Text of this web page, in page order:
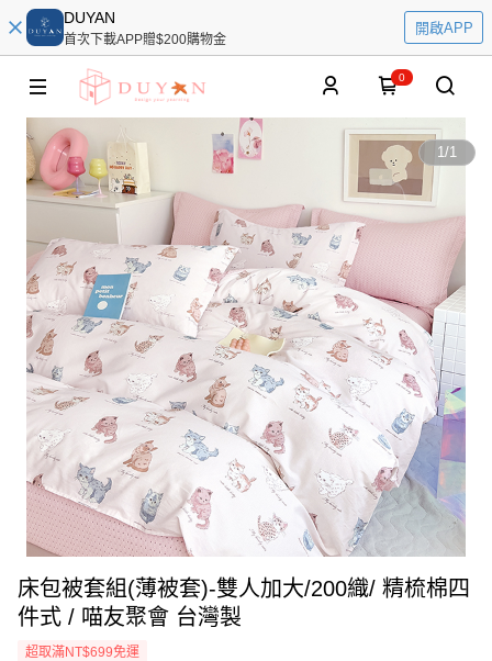
DUYAN
首次下載APP贈$200購物金
開啟APP
0
1/1
床包被套組(薄被套)-雙人加大/200織/ 精梳棉四
件式 / 喵友聚會 台灣製
超取滿NT$699免運